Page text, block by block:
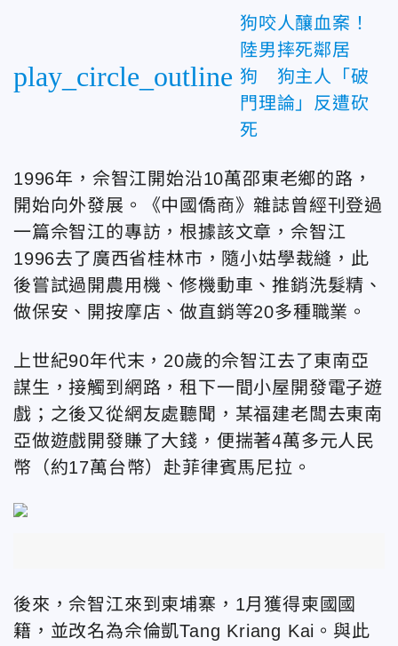
play_circle_outline
狗咬人釀血案！
陸男摔死鄰居
狗 狗主人「破
門理論」反遭砍
死
1996年，佘智江開始沿10萬邵東老鄉的路，
開始向外發展。《中國僑商》雜誌曾經刊登過
一篇佘智江的專訪，根據該文章，佘智江
1996去了廣西省桂林市，隨小姑學裁縫，此
後嘗試過開農用機、修機動車、推銷洗髮精、
做保安、開按摩店、做直銷等20多種職業。
上世紀90年代末，20歲的佘智江去了東南亞
謀生，接觸到網路，租下一間小屋開發電子遊
戲；之後又從網友處聽聞，某福建老闆去東南
亞做遊戲開發賺了大錢，便揣著4萬多元人民
幣（約17萬台幣）赴菲律賓馬尼拉。
後來，佘智江來到柬埔寨，1月獲得柬國國
籍，並改名為佘倫凱Tang Kriang Kai。與此